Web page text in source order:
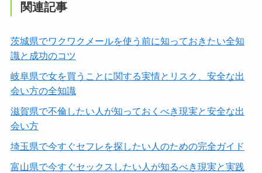
関連記事
茨城県でワクワクメールを使う前に知っておきたい全知
識と成功のコツ
岐阜県で女を買うことに関する実情とリスク、安全な出
会い方の全知識
滋賀県で不倫したい人が知っておくべき現実と安全な出
会い方
埼玉県で今すぐセフレを探したい人のための完全ガイド
富山県で今すぐセックスしたい人が知るべき現実と実践